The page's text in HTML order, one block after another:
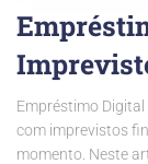
Empréstimo
com imprevistos
momento. Neste